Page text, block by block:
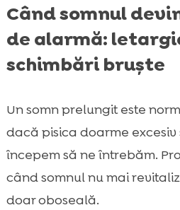
Când somnul
de alarmă:
schimbări bruște
Un somn prelungit este
dacă pisica doarme
începem să ne întrebăm.
când somnul nu mai
doar oboseală.